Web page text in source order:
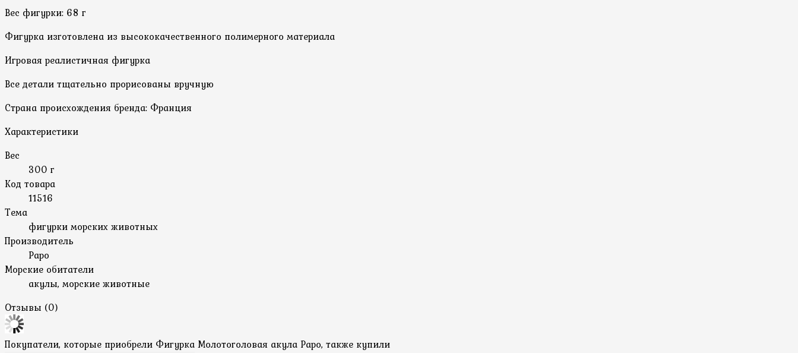
Вес фигурки: 68 г
Фигурка изготовлена из высококачественного полимерного материала
Игровая реалистичная фигурка
Все детали тщательно прорисованы вручную
Страна происхождения бренда: Франция
Характеристики
Вес
300 г
Код товара
11516
Тема
фигурки морских животных
Производитель
Papo
Морские обитатели
акулы, морские животные
Отзывы (0)
Покупатели, которые приобрели Фигурка Молотоголовая акула Papo, также купили